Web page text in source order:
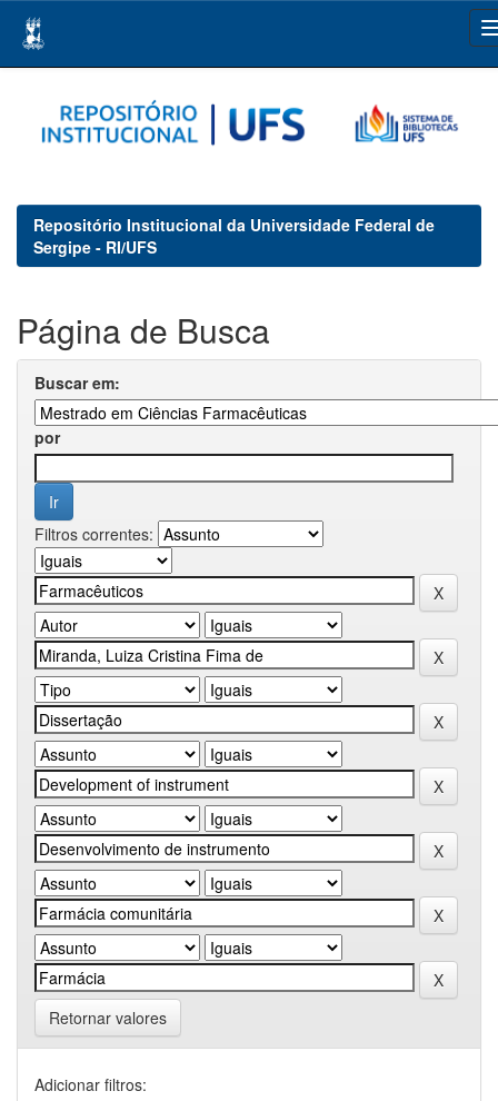
navigation
Repositório Institucional da Universidade Federal de
Sergipe - RI/UFS
Página de Busca
Buscar em:
por
Filtros correntes:
Retornar valores
Adicionar filtros: